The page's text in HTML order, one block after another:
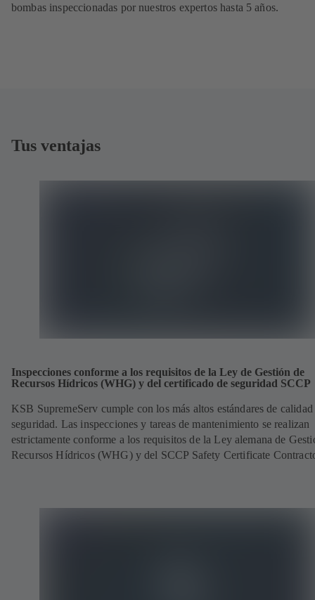
bombas inspeccionadas por nuestros expertos hasta 5 años.
Tus ventajas
Inspecciones conforme a los requisitos de la Ley de Gestión de
Recursos Hídricos (WHG) y del certificado de seguridad SCCP
KSB SupremeServ cumple con los más altos estándares de
seguridad. Las inspecciones y tareas de mantenimiento se realizan
estrictamente conforme a los requisitos de la Ley alemana de
Recursos Hídricos (WHG) y del SCCP Safety Certificate